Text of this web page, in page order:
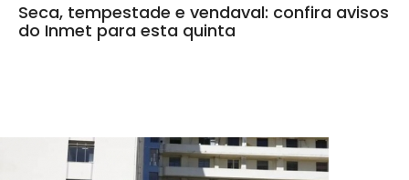
Seca, tempestade e vendaval: confira avisos
do Inmet para esta quinta